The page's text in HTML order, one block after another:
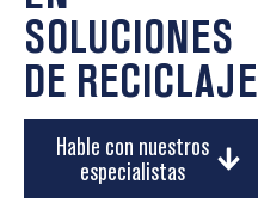
SOLUCIONES
DE RECICLAJE
Hable con nuestros
especialistas